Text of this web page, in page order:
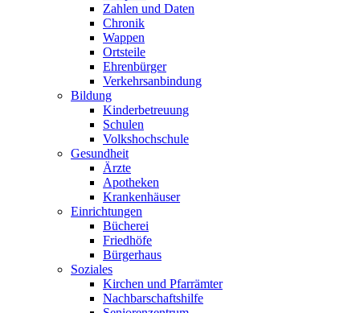
Zahlen und Daten
Chronik
Wappen
Ortsteile
Ehrenbürger
Verkehrsanbindung
Bildung
Kinderbetreuung
Schulen
Volkshochschule
Gesundheit
Ärzte
Apotheken
Krankenhäuser
Einrichtungen
Bücherei
Friedhöfe
Bürgerhaus
Soziales
Kirchen und Pfarrämter
Nachbarschaftshilfe